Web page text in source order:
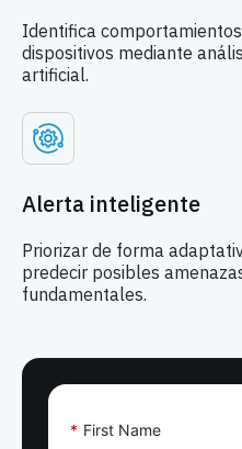
Identifica
dispositivos mediante
artificial.
Alerta inteligente
Priorizar de forma
predecir posibles
fundamentales.
* First Name